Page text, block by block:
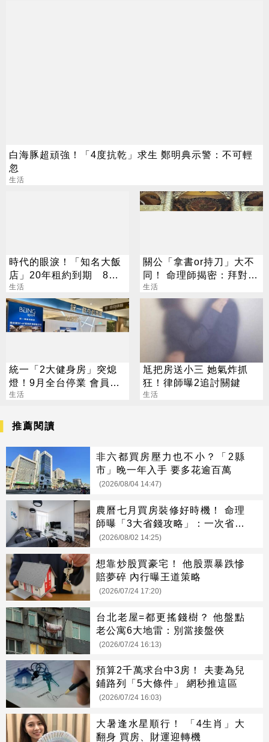
白海豚超頑強！「4度抗乾」求生 鄭明典示警：不可輕
忽
生活
時代的眼淚！「知名大飯
店」20年租約到期 8／1
熄燈
生活
關公「拿書or持刀」大不
同！ 命理師揭密：拜對大
加分、拜錯恐虧本
生活
統一「2大健身房」突熄
燈！9月全台停業 會員退
費方案一次看
生活
尪把房送小三 她氣炸抓
狂！律師曝2追討關鍵
生活
推薦閱讀
非六都買房壓力也不小？「2縣
市」晚一年入手 要多花逾百萬
(2026/08/04 14:47)
農曆七月買房裝修好時機！ 命理
師曝「3大省錢攻略」：一次省很
大
(2026/08/02 14:25)
想靠炒股買豪宅！ 他股票暴跌慘
賠夢碎 內行曝王道策略
(2026/07/24 17:20)
台北老屋=都更搖錢樹？ 他盤點
老公寓6大地雷：別當接盤俠
(2026/07/24 16:13)
預算2千萬求台中3房！ 夫妻為兒
鋪路列「5大條件」 網秒推這區
(2026/07/24 16:03)
大暑逢水星順行！ 「4生肖」大
翻身 買房、財運迎轉機